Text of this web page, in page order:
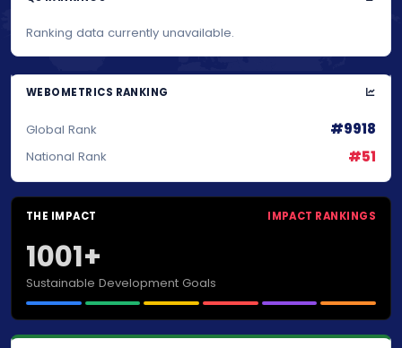
Ranking data currently unavailable.
WEBOMETRICS RANKING
Global Rank #9918
National Rank #51
THE IMPACT IMPACT RANKINGS
1001+
Sustainable Development Goals